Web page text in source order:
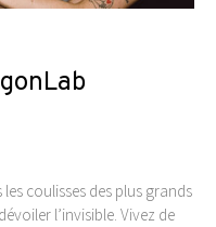
les coulisses des plus grands
l’invisible. Vivez de